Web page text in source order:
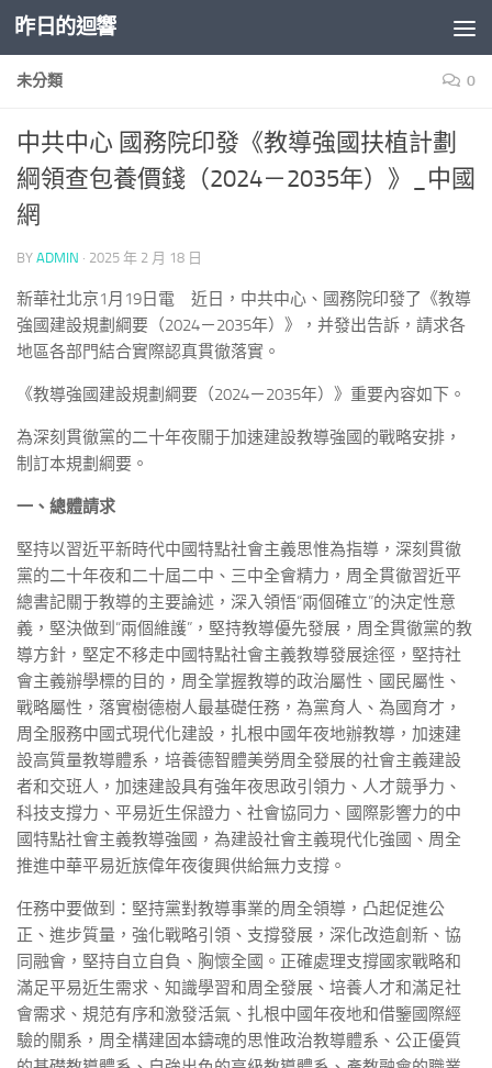
Skip to content
昨日的迴響
未分類 0
中共中心 國務院印發《教導強國扶植計劃
綱領查包養價錢（2024－2035年）》_中國
網
BY ADMIN · 2025 年 2 月 18 日
新華社北京1月19日電 近日，中共中心、國務院印發了《教導
強國建設規劃綱要（2024－2035年）》，并發出告訴，請求各
地區各部門結合實際認真貫徹落實。
《教導強國建設規劃綱要（2024－2035年）》重要內容如下。
為深刻貫徹黨的二十年夜關于加速建設教導強國的戰略安排，
制訂本規劃綱要。
一、總體請求
堅持以習近平新時代中國特點社會主義思惟為指導，深刻貫徹
黨的二十年夜和二十屆二中、三中全會精力，周全貫徹習近平
總書記關于教導的主要論述，深入領悟“兩個確立”的決定性意
義，堅決做到“兩個維護”，堅持教導優先發展，周全貫徹黨的教
導方針，堅定不移走中國特點社會主義教導發展途徑，堅持社
會主義辦學標的目的，周全掌握教導的政治屬性、國民屬性、
戰略屬性，落實樹德樹人最基礎任務，為黨育人、為國育才，
周全服務中國式現代化建設，扎根中國年夜地辦教導，加速建
設高質量教導體系，培養德智體美勞周全發展的社會主義建設
者和交班人，加速建設具有強年夜思政引領力、人才競爭力、
科技支撐力、平易近生保證力、社會協同力、國際影響力的中
國特點社會主義教導強國，為建設社會主義現代化強國、周全
推進中華平易近族偉年夜復興供給無力支撐。
任務中要做到：堅持黨對教導事業的周全領導，凸起促進公
正、進步質量，強化戰略引領、支撐發展，深化改造創新、協
同融會，堅持自立自負、胸懷全國。正確處理支撐國家戰略和
滿足平易近生需求、知識學習和周全發展、培養人才和滿足社
會需求、規范有序和激發活氣、扎根中國年夜地和借鑒國際經
驗的關系，周全構建固本鑄魂的思惟政治教導體系、公正優質